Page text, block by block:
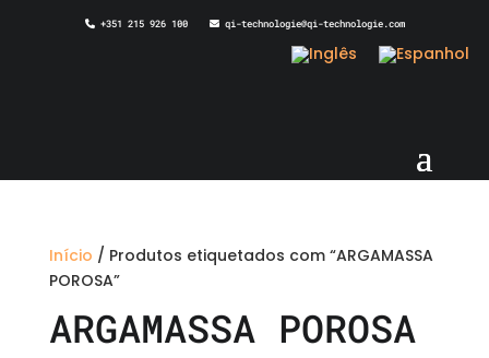
+351 215 926 100 qi-technologie@qi-technologie.com
Início / Produtos etiquetados com “ARGAMASSA
POROSA”
ARGAMASSA POROSA